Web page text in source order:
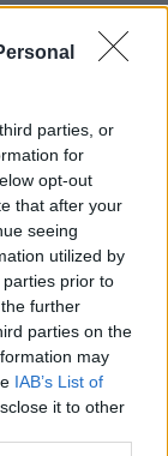
parties, or
for
opt-out
that after your
seeing
utilized by
prior to
further
parties on the
may
IAB’s List of
it to other
στο
Γήπεδο της